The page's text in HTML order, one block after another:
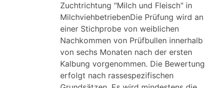
Zuchtrichtung "Milch und Fleisch" in
MilchviehbetriebenDie Prüfung wird an
einer Stichprobe von weiblichen
Nachkommen von Prüfbullen innerhalb
von sechs Monaten nach der ersten
Kalbung vorgenommen. Die Bewertung
erfolgt nach rassespezifischen